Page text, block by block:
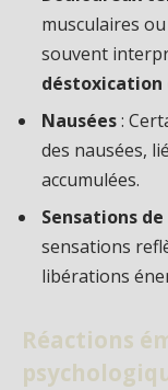
musculaires
souvent
Nausées:
des nausées,
accumulées.
Sensations
sensations
libérations
Réactions